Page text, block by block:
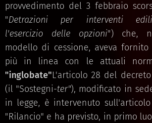
provvedimento del 3 febbraio
"Detrazioni per interventi
l'esercizio delle opzioni") che,
modello di cessione, aveva
più in linea con le attuali
"inglobate"L'articolo 28 del
(il "Sostegni-ter"), modificato in
in legge, è intervenuto sull'articolo
"Rilancio" e ha previsto, in primo